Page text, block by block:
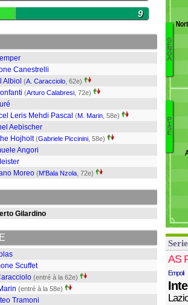
9
Canestrelli
Albiol (A. Caracciolo , 62e)
(Arturo Calabresi , 72e)
Leris Mehdi Pascal (M. Marin , 58e)
Aebischer
Hojholt (Gabriele Piccinini , 58e)
Angori
Moreo (M'Bala Nzola , 72e)
Gilardino
Scuffet
(entré à la 62e)
(entré à la 58e)
Tramoni
G
E
N
O
A
P
I
S
E
AS
Empoli